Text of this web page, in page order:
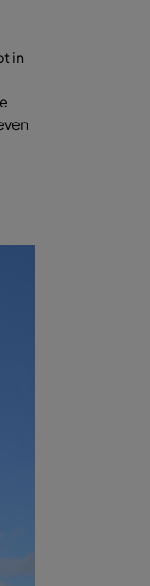
in